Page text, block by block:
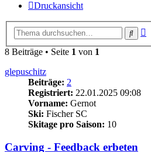
Druckansicht
Suche
8 Beiträge • Seite 1 von 1
glepuschitz
Beiträge: 2
Registriert: 22.01.2025 09:08
Vorname: Gernot
Ski: Fischer SC
Skitage pro Saison: 10
Carving - Feedback erbeten